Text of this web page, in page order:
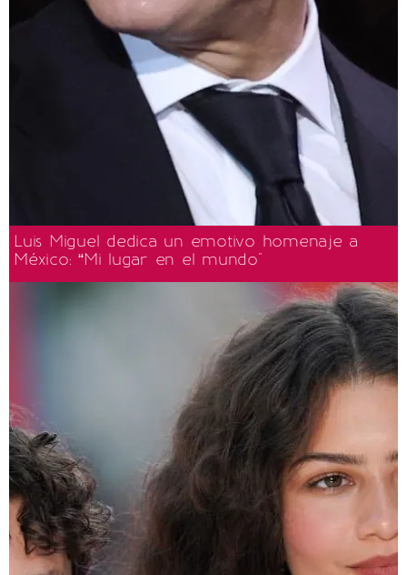
Luis Miguel dedica un emotivo homenaje a
México: “Mi lugar en el mundo"